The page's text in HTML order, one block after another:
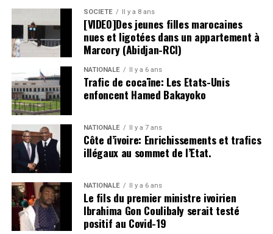
SOCIETE Il y a 8 ans
[VIDEO]Des jeunes filles marocaines
nues et ligotées dans un appartement à
Marcory (Abidjan-RCI)
NATIONALE Il y a 6 ans
Trafic de cocaïne: Les Etats-Unis
enfoncent Hamed Bakayoko
NATIONALE Il y a 7 ans
Côte d’ivoire: Enrichissements et trafics
illégaux au sommet de l’Etat.
NATIONALE Il y a 6 ans
Le fils du premier ministre ivoirien
Ibrahima Gon Coulibaly serait testé
positif au Covid-19